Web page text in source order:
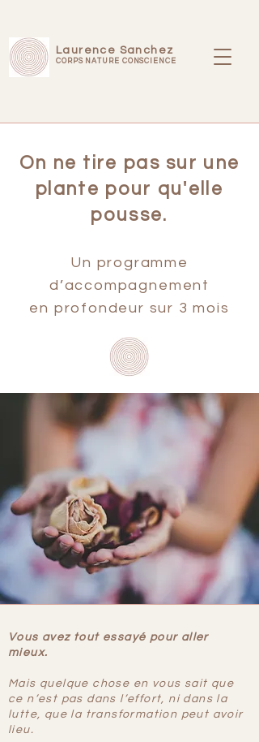
Laurence Sanchez
CORPS NATURE CONSCIENCE
On ne tire pas sur une
plante pour qu'elle
pousse.
Un programme
d’accompagnement
en profondeur sur 3 mois
Vous avez tout essayé pour aller
mieux.
Mais quelque chose en vous sait que
ce n’est pas dans l’effort, ni dans la
lutte, que la transformation peut avoir
lieu.